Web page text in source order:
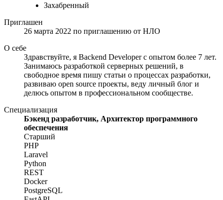
Захабренный
Приглашен
26 марта 2022 по приглашению от НЛО
О себе
Здравствуйте, я Backend Developer с опытом более 7 лет.
Занимаюсь разработкой серверных решений, в
свободное время пишу статьи о процессах разработки,
развиваю open source проекты, веду личный блог и
делюсь опытом в профессиональном сообществе.
Специализация
Бэкенд разработчик, Архитектор программного
обеспечения
Старший
PHP
Laravel
Python
REST
Docker
PostgreSQL